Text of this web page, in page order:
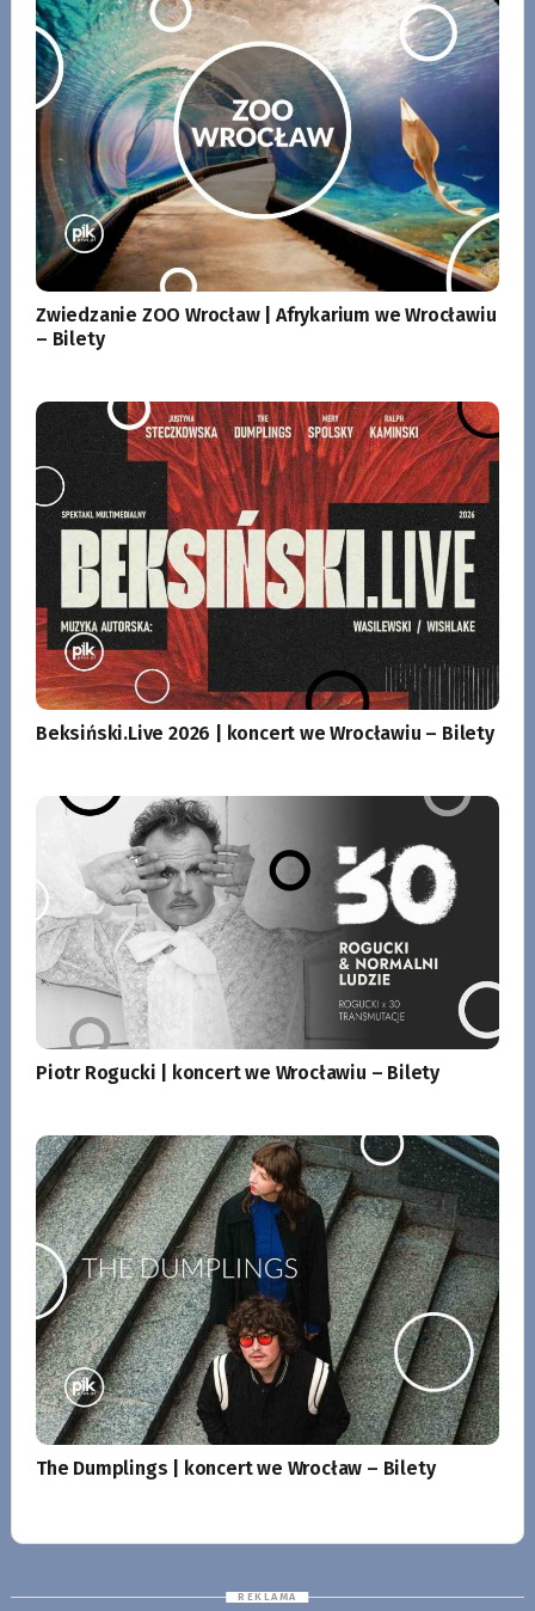
Zwiedzanie ZOO Wrocław | Afrykarium we Wrocławiu
– Bilety
Beksiński.Live 2026 | koncert we Wrocławiu – Bilety
Piotr Rogucki | koncert we Wrocławiu – Bilety
The Dumplings | koncert we Wrocław – Bilety